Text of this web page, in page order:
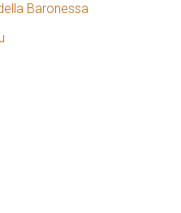
Baronessa